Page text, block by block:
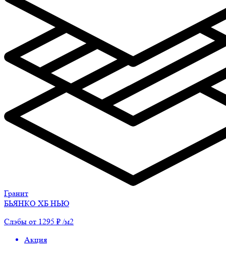
Гранит
БЬЯНКО ХБ НЬЮ
Слэбы от 1295 ₽ /м2
Акция